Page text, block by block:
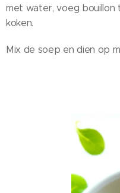
met water, voeg bouillon
koken.
Mix de soep en dien op